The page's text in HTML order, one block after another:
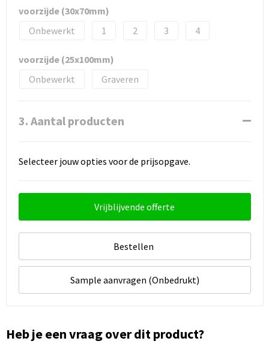
voorzijde (30x70mm)
Onbewerkt
1 2 3 4
voorzijde (25x100mm)
Onbewerkt
Graveren
3. Aantal producten
Selecteer jouw opties voor de prijsopgave.
Vrijblijvende offerte
Bestellen
Sample aanvragen (Onbedrukt)
Heb je een vraag over dit product?